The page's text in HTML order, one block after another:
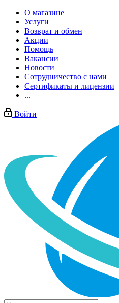
О магазине
Услуги
Возврат и обмен
Акции
Помощь
Вакансии
Новости
Сотрудничество с нами
Сертификаты и лицензии
...
Войти